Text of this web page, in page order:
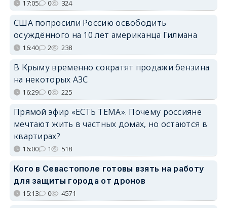
17:05 0 324
США попросили Россию освободить
осуждённого на 10 лет американца Гилмана
16:40 2 238
В Крыму временно сократят продажи бензина
на некоторых АЗС
16:29 0 225
Прямой эфир «ЕСТЬ ТЕМА». Почему россияне
мечтают жить в частных домах, но остаются в
квартирах?
16:00 1 518
Кого в Севастополе готовы взять на работу
для защиты города от дронов
15:13 0 4571